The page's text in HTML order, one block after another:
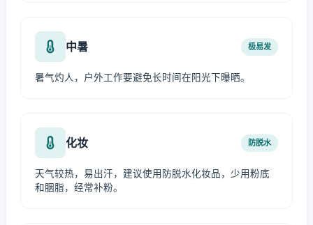
中暑 极易发
暑气灼人，户外工作要避免长时间在阳光下曝晒。
化妆 防脱水
天气较热，易出汗，建议使用防脱水化妆品，少用粉底
和胭脂，经常补粉。